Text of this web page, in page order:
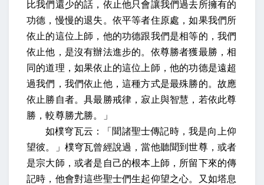
比我們還少的話，依止他只會讓我們過去所擁有的
功德，慢慢的退失。 依平等者住原處 ，如果我們所
依止的這位上師，他的功德跟我們是相等的，我們
依止他，是沒有辦法進步的。 依尊勝者獲最勝 ，相
同的道理，如果依止的這位上師，他的功德是遠超
過我們，我們依止他，這種方式是最殊勝的。故應
依止勝自者。具最勝戒律，寂止與智慧，若依此尊
勝，較尊勝尤勝。
」
如樸穹瓦云：「聞諸聖士傳記時，我是向上仰
望彼。
」樸穹瓦曾經說過，當他聽聞到世尊，或者
是宗大師，或者是自己的根本上師，所留下來的傳
記時，他會對這些聖士們生起仰望之心。
又如塔息